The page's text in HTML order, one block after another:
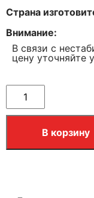
Страна
Внимание
В связи с
цену уточняйте
В корзину